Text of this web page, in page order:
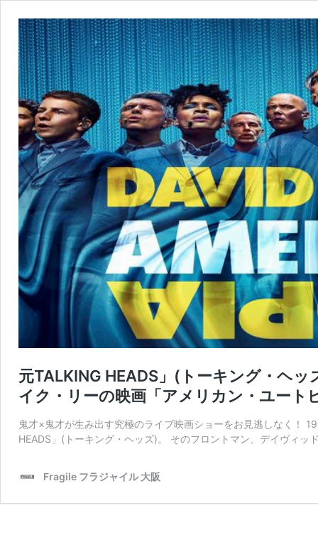
元TALKING HEADS」(トーキング・ヘ
イク・リーの映画「アメリカン・ユート
鬼才×鬼才が生み出す究極のライブ映画ショーをお見逃しなく！
HEADS」(トーキング・ヘッズ)。 そのフロントマン、デイヴィッ
Fragile フラジャイル 大阪